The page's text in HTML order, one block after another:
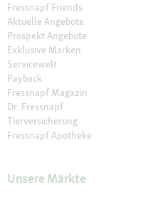
Fressnapf Friends
Aktuelle Angebote
Prospekt Angebote
Exklusive Marken
Servicewelt
Payback
Fressnapf Magazin
Dr. Fressnapf
Tierversicherung
Fressnapf Apotheke
Unsere Märkte